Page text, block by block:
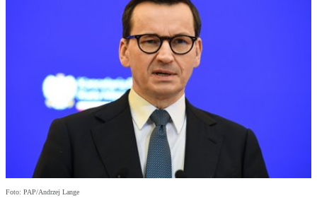
Foto: PAP/Andrzej Lange